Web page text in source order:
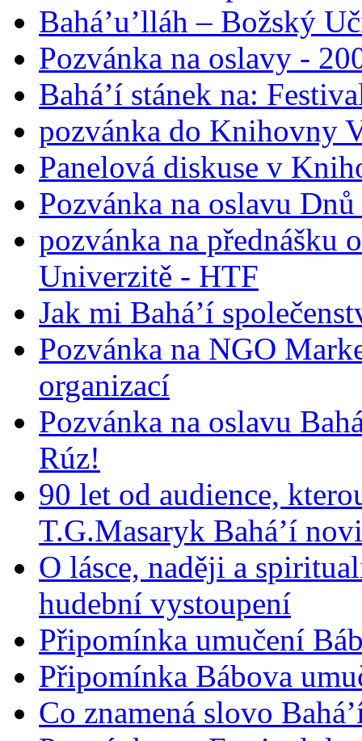
Bahá’u’lláh – Božský
Pozvánka na oslavy -
Bahá’í stánek na:
pozvánka do Knihovny
Panelová diskuse v
Pozvánka na oslavu
pozvánka na přednášku
Univerzitě - HTF
Jak mi Bahá’í
Pozvánka na NGO
organizací
Pozvánka na oslavu
Rúz!
90 let od audience,
T.G.Masaryk Bahá’í
O lásce, naději a
hudební vystoupení
Připomínka umučení
Připomínka Bábova
Co znamená slovo